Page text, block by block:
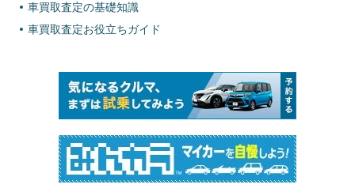
車買取査定の基礎知識
車買取査定お役立ちガイド